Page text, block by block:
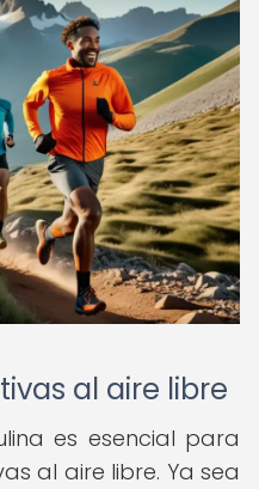
al aire libre
es esencial para
al aire libre. Ya sea